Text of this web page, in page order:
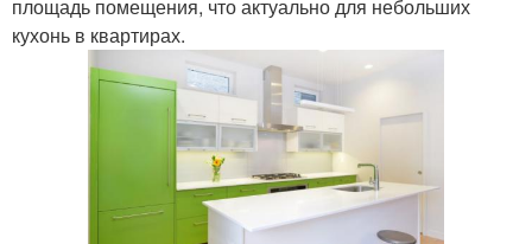
площадь помещения, что актуально для небольших
кухонь в квартирах.